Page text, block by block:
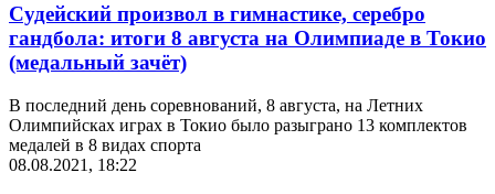
Судейский произвол в гимнастике, серебро
гандбола: итоги 8 августа на Олимпиаде в Токио
(медальный зачёт)
В последний день соревнований, 8 августа, на Летних
Олимпийсках играх в Токио было разыграно 13 комплектов
медалей в 8 видах спорта
08.08.2021, 18:22